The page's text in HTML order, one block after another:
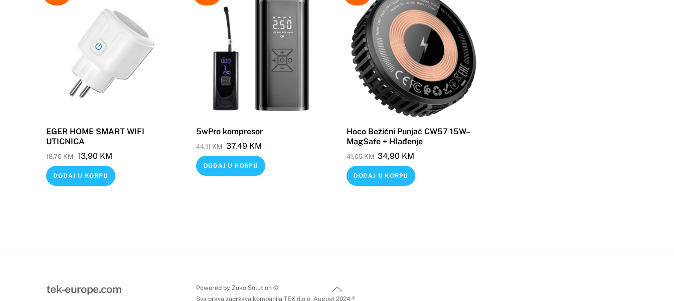
EGER HOME SMART WIFI
UTICNICA
18,70KM Original
price
was:
13,90 KMCurrent
price
is:
DODAJ U KORPU
5wPro kompresor
44,11KM Original
price
was:
37,49 KM
price
is:
DODAJ U KORPU
Hoco Bežični Punjač CW57 15W–
MagSafe + Hlađenje
41,05KM Original
price
was:
34,90 KM
is:
DODAJ U KORPU
Back
tek-europe.com
Powered by Zuko Solution ©
Sva prava zadržava kompanija TEK d.o.o. August 2024 ®